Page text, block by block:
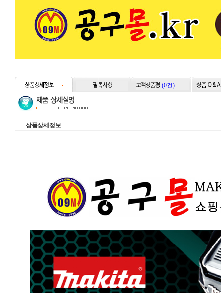
(0건)
상품상세정보